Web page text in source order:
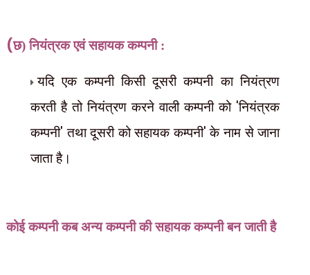
(छ) नियंत्रक एवं सहायक कम्पनी :
यदि एक कम्पनी किसी दूसरी कम्पनी का नियंत्रण
करती है तो नियंत्रण करने वाली कम्पनी को 'नियंत्रक
कम्पनी'तथा दूसरी को सहायक कम्पनी'के नाम से जाना
जाता है।
कोई कम्पनी कब अन्य कम्पनी की सहायक कम्पनी बन जाती है